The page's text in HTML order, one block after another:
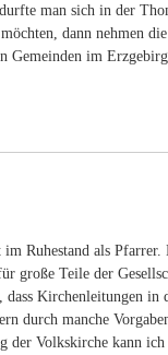
man sich in der
dann nehmen
Gemeinden im
Ruhestand als
große Teile der
Kirchenleitungen in
durch manche
der Volkskirche kann